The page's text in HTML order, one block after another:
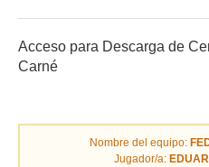
Acceso para Descarga de
Carné
Nombre del equipo:
Jugador/a: